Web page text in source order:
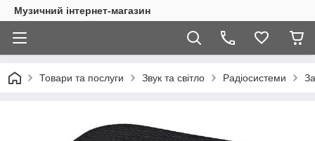
Музичний інтернет-магазин
Товари та послуги Звук та світло Радіосистеми